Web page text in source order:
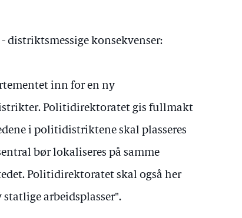
distriktsmessige konsekvenser:
inn for en ny
Politidirektoratet gis fullmakt
i politidistriktene skal plasseres
bør lokaliseres på samme
Politidirektoratet skal også her
arbeidsplasser".